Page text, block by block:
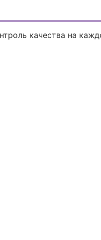
качества на